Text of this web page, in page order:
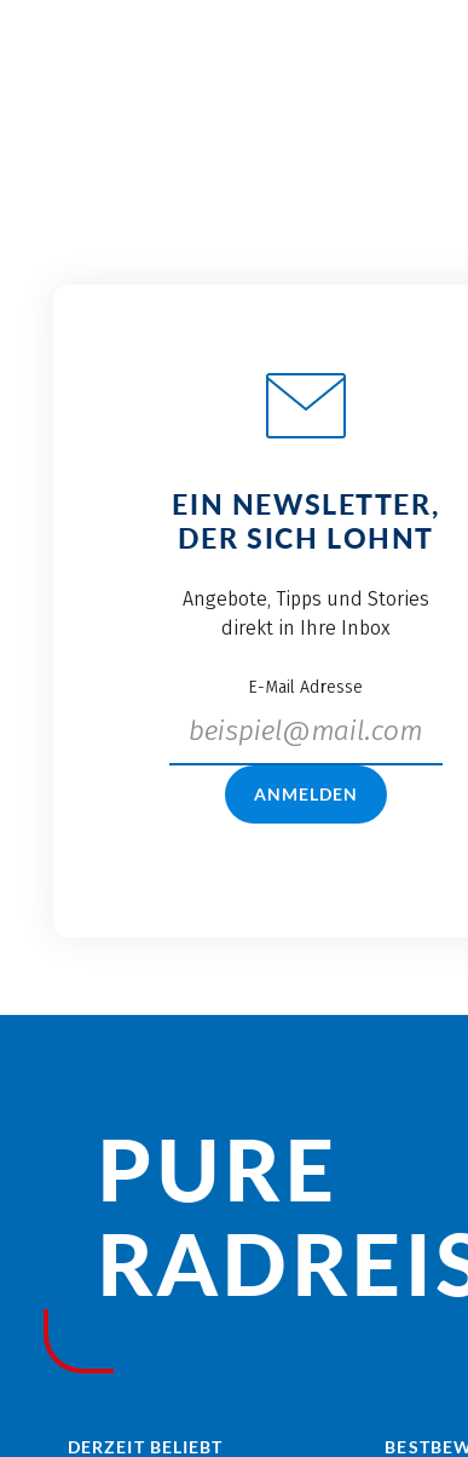
EIN NEWSLETTER,
DER SICH LOHNT
Angebote, Tipps und Stories
direkt in Ihre Inbox
E-Mail Adresse
ANMELDEN
PURE
DERZEIT BELIEBT